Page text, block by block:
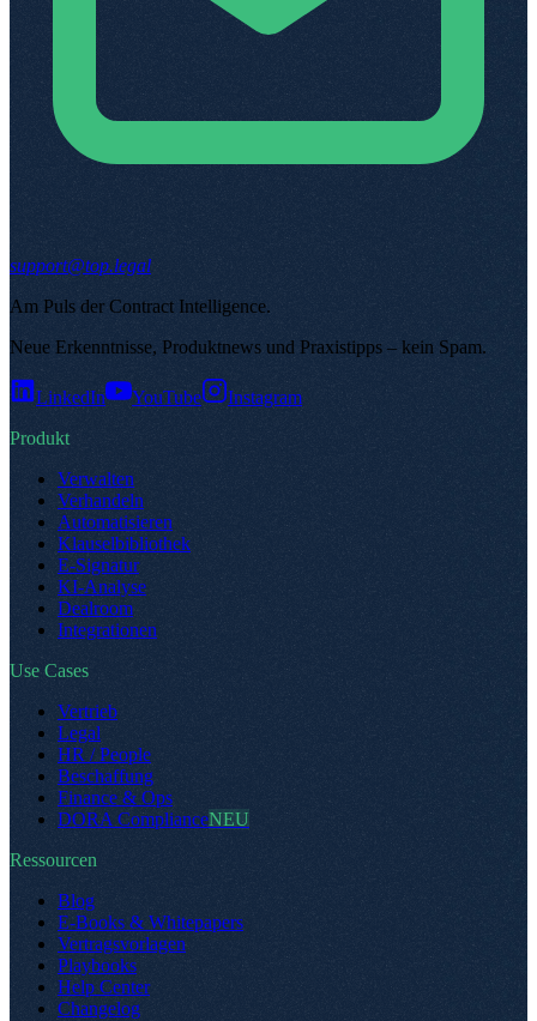
support@top.legal
Am Puls der Contract Intelligence.
Neue Erkenntnisse, Produktnews und Praxistipps – kein Spam.
LinkedIn YouTube
Instagram
Produkt
Verwalten
Verhandeln
Automatisieren
Klauselbibliothek
E-Signatur
KI-Analyse
Dealroom
Integrationen
Use Cases
Vertrieb
Legal
HR / People
Beschaffung
Finance & Ops
DORA ComplianceNEU
Ressourcen
Blog
E-Books & Whitepapers
Vertragsvorlagen
Playbooks
Help Center
Changelog